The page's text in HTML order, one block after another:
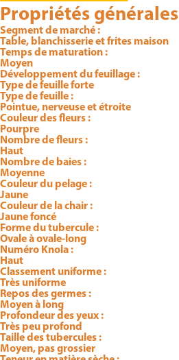
Propriétés générales
Segment de marché :
Table, blanchisserie et frites maison
Temps de maturation :
Moyen
Développement du feuillage :
Type de feuille forte
Type de feuille :
Pointue, nerveuse et étroite
Couleur des fleurs :
Pourpre
Nombre de fleurs :
Haut
Nombre de baies :
Moyenne
Couleur du pelage :
Jaune
Couleur de la chair :
Jaune foncé
Forme du tubercule :
Ovale à ovale-long
Numéro Knola :
Haut
Classement uniforme :
Très uniforme
Repos des germes :
Moyen à long
Profondeur des yeux :
Très peu profond
Taille des tubercules :
Moyen, pas grossier